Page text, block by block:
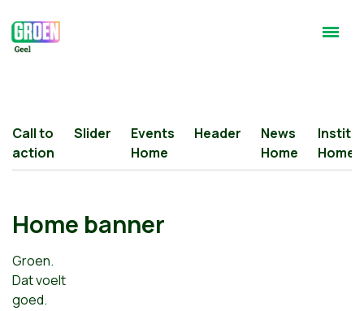
Call to
action
Slider
Events
Home
Header
News
Home
Home
Home banner
Groen.
Dat voelt
goed.